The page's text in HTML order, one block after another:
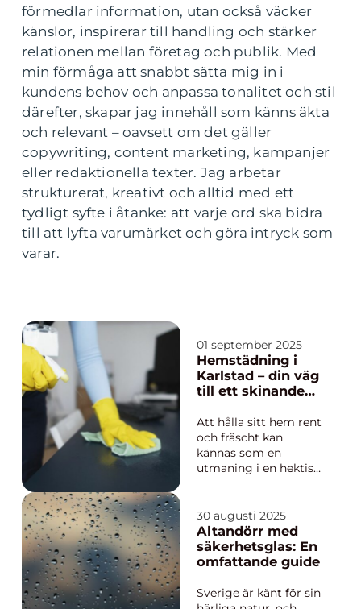
förmedlar information, utan också väcker
känslor, inspirerar till handling och stärker
relationen mellan företag och publik. Med
min förmåga att snabbt sätta mig in i
kundens behov och anpassa tonalitet och stil
därefter, skapar jag innehåll som känns äkta
och relevant – oavsett om det gäller
copywriting, content marketing, kampanjer
eller redaktionella texter. Jag arbetar
strukturerat, kreativt och alltid med ett
tydligt syfte i åtanke: att varje ord ska bidra
till att lyfta varumärket och göra intryck som
varar.
01 september 2025
Hemstädning i
Karlstad – din väg
till ett skinande
Att hålla sitt hem rent
och fräscht kan
kännas som en
utmaning i en hektisk
professionell
hemstädning blivit en
nödvändighet snarare
än en lyx. En ren
30 augusti 2025
Altandörr med
säkerhetsglas: En
omfattande guide
Sverige är känt för sin